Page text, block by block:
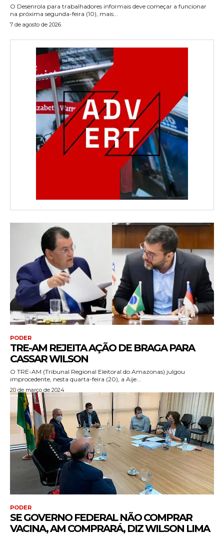
O Desenrola para trabalhadores informais deve começar a funcionar
na próxima segunda-feira (10), mais...
7 de agosto de 2026
PODER
TRE-AM REJEITA AÇÃO DE BRAGA PARA
CASSAR WILSON
O TRE-AM (Tribunal Regional Eleitoral do Amazonas) julgou
improcedente, nesta quarta-feira (20), a Aije...
20 de março de 2024
PODER
SE GOVERNO FEDERAL NÃO COMPRAR
VACINA, AM COMPRARÁ, DIZ WILSON LIMA